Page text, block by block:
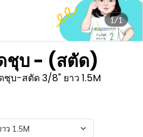
1/1
ชุบ - (สตัด)
ชุบ-สตัด 3/8" ยาว 1.5M
ว 1.5M